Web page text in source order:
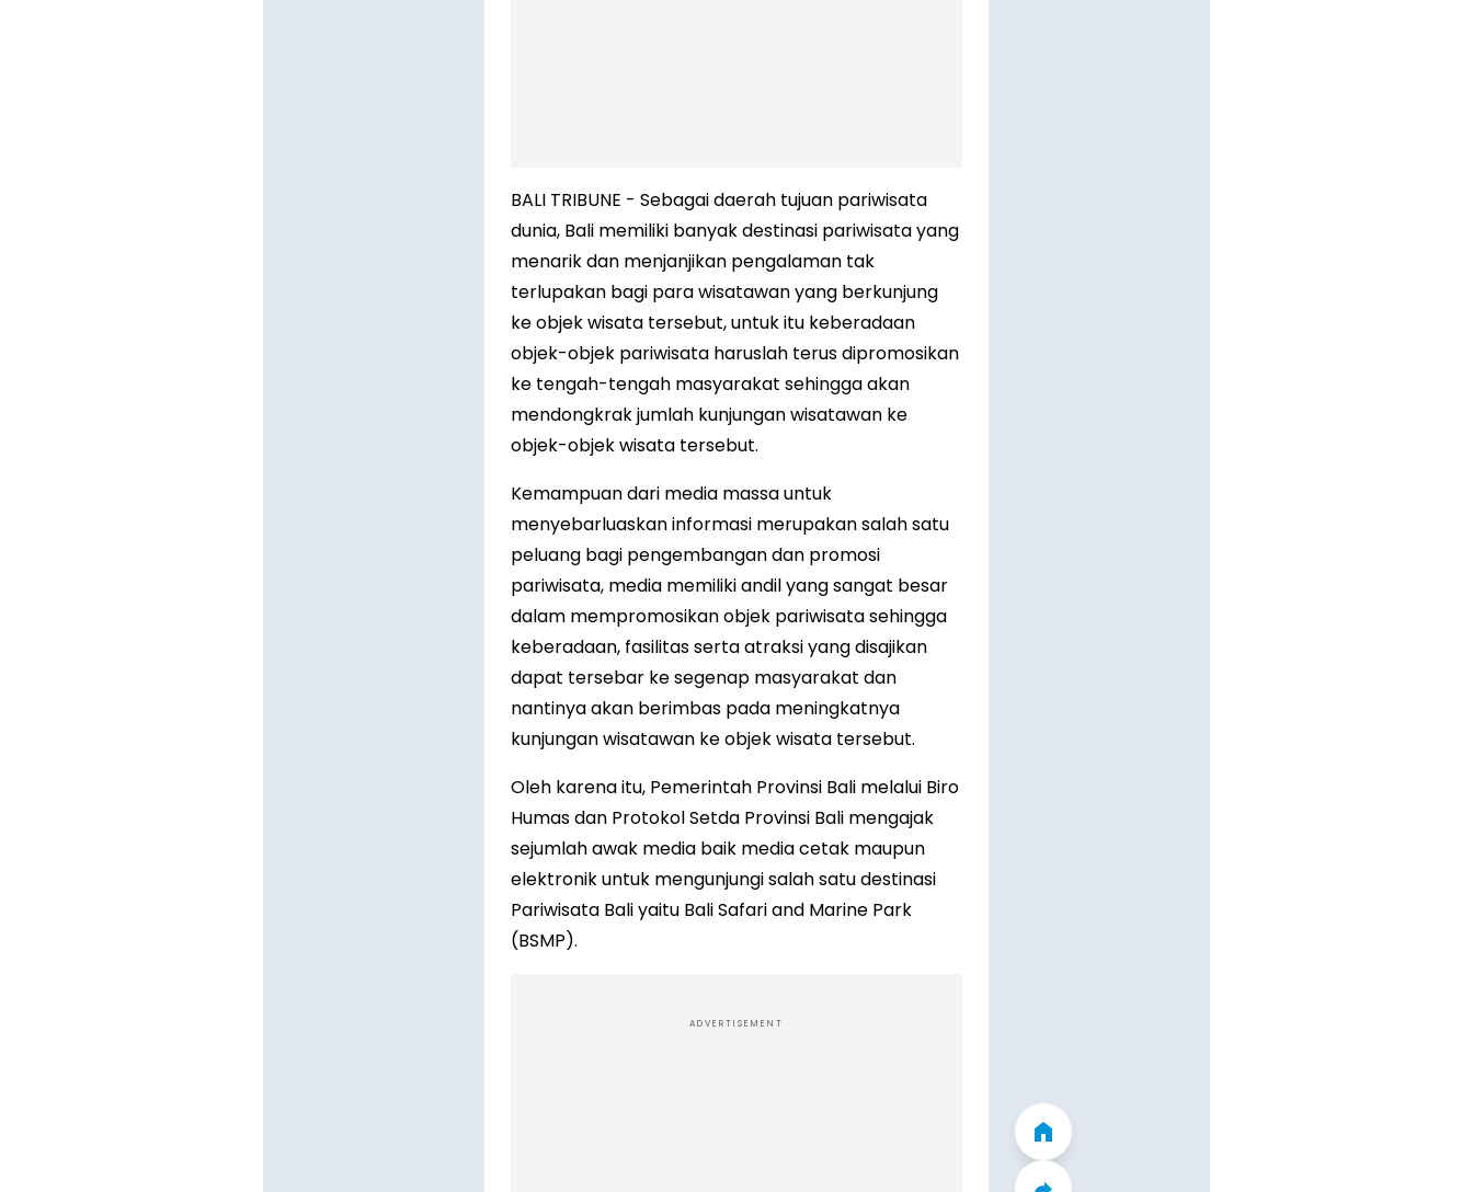
BALI TRIBUNE - Sebagai daerah tujuan pariwisata
dunia, Bali memiliki banyak destinasi pariwisata yang
menarik dan menjanjikan pengalaman tak
terlupakan bagi para wisatawan yang berkunjung
ke objek wisata tersebut, untuk itu keberadaan
objek-objek pariwisata haruslah terus dipromosikan
ke tengah-tengah masyarakat sehingga akan
mendongkrak jumlah kunjungan wisatawan ke
objek-objek wisata tersebut.
Kemampuan dari media massa untuk
menyebarluaskan informasi merupakan salah satu
peluang bagi pengembangan dan promosi
pariwisata, media memiliki andil yang sangat besar
dalam mempromosikan objek pariwisata sehingga
keberadaan, fasilitas serta atraksi yang disajikan
dapat tersebar ke segenap masyarakat dan
nantinya akan berimbas pada meningkatnya
kunjungan wisatawan ke objek wisata tersebut.
Oleh karena itu, Pemerintah Provinsi Bali melalui Biro
Humas dan Protokol Setda Provinsi Bali mengajak
sejumlah awak media baik media cetak maupun
elektronik untuk mengunjungi salah satu destinasi
Pariwisata Bali yaitu Bali Safari and Marine Park
(BSMP).
ADVERTISEMENT